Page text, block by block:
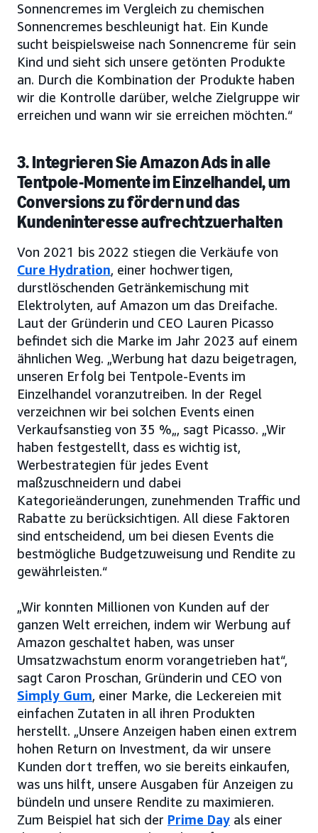
Sonnencremes im Vergleich zu chemischen
Sonnencremes beschleunigt hat. Ein Kunde
sucht beispielsweise nach Sonnencreme für sein
Kind und sieht sich unsere getönten Produkte
an. Durch die Kombination der Produkte haben
wir die Kontrolle darüber, welche Zielgruppe wir
erreichen und wann wir sie erreichen möchten.“
3. Integrieren Sie Amazon Ads in alle
Tentpole-Momente im Einzelhandel, um
Conversions zu fördern und das
Kundeninteresse aufrechtzuerhalten
Von 2021 bis 2022 stiegen die Verkäufe von
Cure Hydration, einer hochwertigen,
durstlöschenden Getränkemischung mit
Elektrolyten, auf Amazon um das Dreifache.
Laut der Gründerin und CEO Lauren Picasso
befindet sich die Marke im Jahr 2023 auf einem
ähnlichen Weg. „Werbung hat dazu beigetragen,
unseren Erfolg bei Tentpole-Events im
Einzelhandel voranzutreiben. In der Regel
verzeichnen wir bei solchen Events einen
Verkaufsanstieg von 35 %„, sagt Picasso. „Wir
haben festgestellt, dass es wichtig ist,
Werbestrategien für jedes Event
maßzuschneidern und dabei
Kategorieänderungen, zunehmenden Traffic und
Rabatte zu berücksichtigen. All diese Faktoren
sind entscheidend, um bei diesen Events die
bestmögliche Budgetzuweisung und Rendite zu
gewährleisten.“
„Wir konnten Millionen von Kunden auf der
ganzen Welt erreichen, indem wir Werbung auf
Amazon geschaltet haben, was unser
Umsatzwachstum enorm vorangetrieben hat“,
sagt Caron Proschan, Gründerin und CEO von
Simply Gum, einer Marke, die Leckereien mit
einfachen Zutaten in all ihren Produkten
herstellt. „Unsere Anzeigen haben einen extrem
hohen Return on Investment, da wir unsere
Kunden dort treffen, wo sie bereits einkaufen,
was uns hilft, unsere Ausgaben für Anzeigen zu
bündeln und unsere Rendite zu maximieren.
Zum Beispiel hat sich der Prime Day als einer